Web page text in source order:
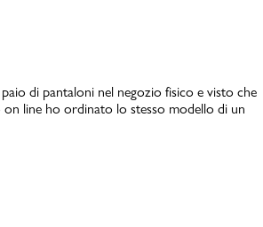
di pantaloni nel negozio fisico e visto che
on line ho ordinato lo stesso modello di un